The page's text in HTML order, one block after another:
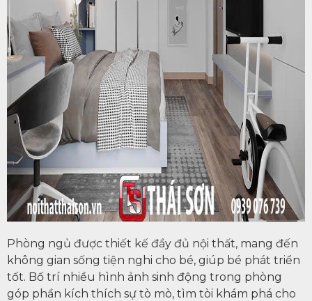
Phòng ngủ được thiết kế đầy đủ nội thất, mang đến
không gian sống tiện nghi cho bé, giúp bé phát triển
tốt. Bố trí nhiều hình ảnh sinh động trong phòng
góp phần kích thích sự tò mò, tìm tòi khám phá cho